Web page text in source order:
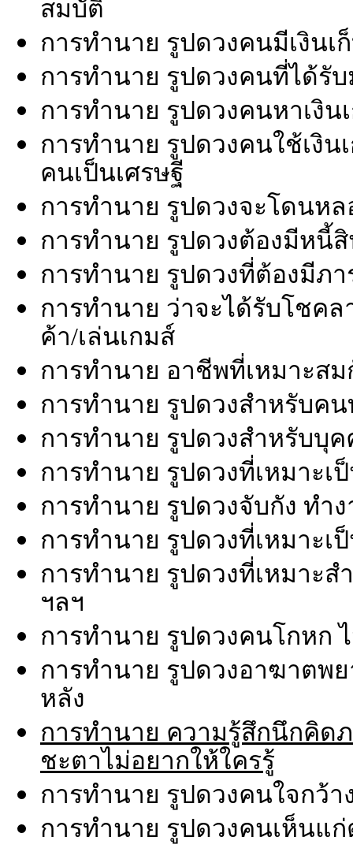
สมบัติ
การทำนาย รูปดวงคนมีเงิน
การทำนาย รูปดวงคนที่ได้รั
การทำนาย รูปดวงคนหาเงิน
การทำนาย รูปดวงคนใช้เงิน
คนเป็นเศรษฐี
การทำนาย รูปดวงจะโดนห
การทำนาย รูปดวงต้องมีหนี้
การทำนาย รูปดวงที่ต้องมีภา
การทำนาย ว่าจะได้รับโชคล
ค้า/เล่นเกมส์
การทำนาย อาชีพที่เหมาะส
การทำนาย รูปดวงสำหรับค
การทำนาย รูปดวงสำหรับบุ
การทำนาย รูปดวงที่เหมาะเ
การทำนาย รูปดวงจับกัง ทำ
การทำนาย รูปดวงที่เหมาะเ
การทำนาย รูปดวงที่เหมาะ
ฯลฯ
การทำนาย รูปดวงคนโกหก
การทำนาย รูปดวงอาฆาตพ
หลัง
การทำนาย ความรู้สึกนึกคิด
ชะตาไม่อยากให้ใครรู้
การทำนาย รูปดวงคนใจกว้
การทำนาย รูปดวงคนเห็นแ